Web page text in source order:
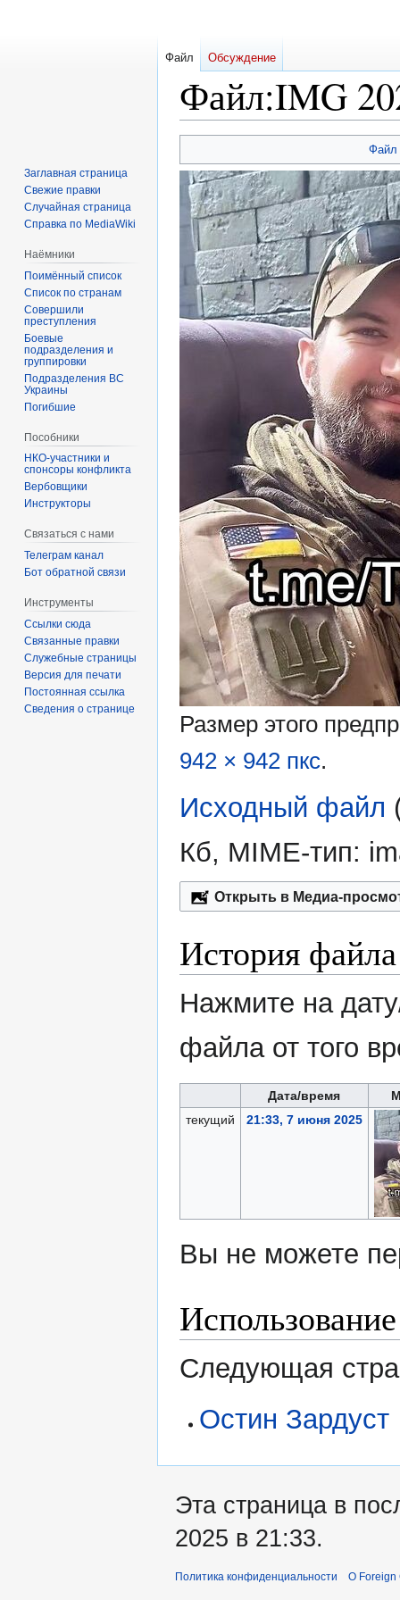
Файл:IMG
к
навигации
к
поиску
Файл
Размер этого
942 × 942 пкс.
Исходный файл
Кб, MIME-тип:
Открыть в Медиа-
История файла
Нажмите на
файла от того
Дата/время
текущий
21:33, 7 июня 2025
Вы не можете
Следующая
Остин Зардуст
Файл Обсуждение
Заглавная страница
Свежие правки
Случайная страница
Справка по MediaWiki
Наёмники
Поимённый список
Список по странам
Совершили
преступления
Боевые
подразделения и
группировки
Подразделения ВС
Украины
Погибшие
Пособники
спонсоры конфликта
‏‎Вербовщики
Инструкторы
Связаться с нами
Телеграм канал
Бот обратной связи
Инструменты
Ссылки сюда
Связанные правки
Служебные страницы
Версия для печати
Постоянная ссылка
Сведения о странице
Эта страница в
2025 в 21:33.
Политика конфиденциальности О Foreign